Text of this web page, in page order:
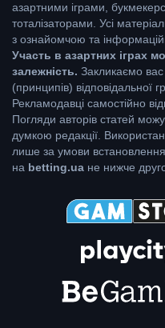
азартними іграми,
тоталізаторами. Усі
з ознайомчою та
Участь в азартних іграх
залежність. Закликаємо
(принципів) відповідальної
Рекламодавці самостійно
Погляди авторів статей
думкою редакції.
лише за умови
на betting.ua не нижче